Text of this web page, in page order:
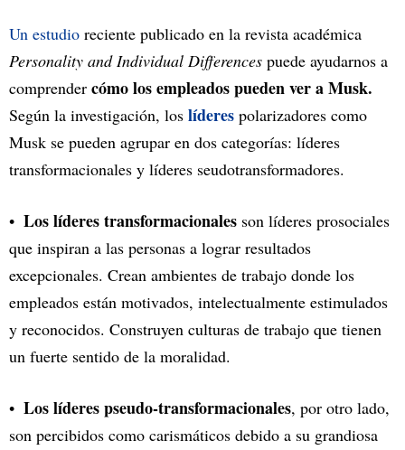
Un estudio reciente publicado en la revista académica
Personality and Individual Differences puede ayudarnos a
comprender cómo los empleados pueden ver a Musk.
Según la investigación, los líderes polarizadores como
Musk se pueden agrupar en dos categorías: líderes
transformacionales y líderes seudotransformadores.
Los líderes transformacionales son líderes prosociales
que inspiran a las personas a lograr resultados
excepcionales. Crean ambientes de trabajo donde los
empleados están motivados, intelectualmente estimulados
y reconocidos. Construyen culturas de trabajo que tienen
un fuerte sentido de la moralidad.
Los líderes pseudo-transformacionales, por otro lado,
son percibidos como carismáticos debido a su grandiosa